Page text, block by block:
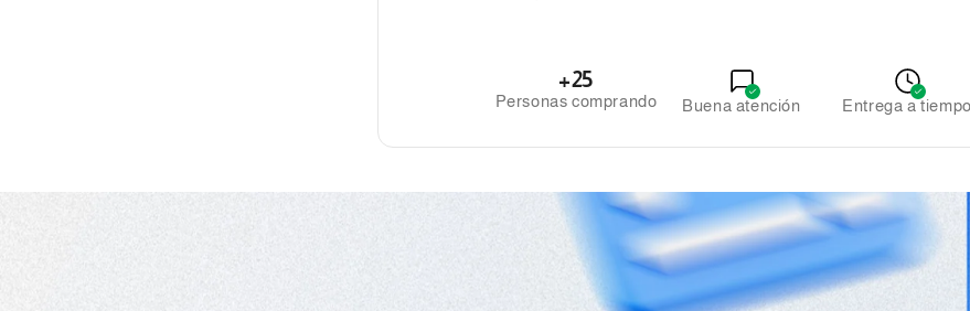
+25
Personas comprando Buena atención Entrega a tiempo